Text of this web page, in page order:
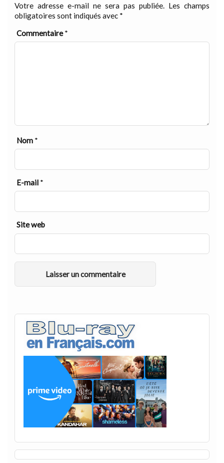
Votre adresse e-mail ne sera pas publiée.
Les champs
obligatoires sont indiqués avec *
Commentaire*
Nom *
E-mail *
Site web